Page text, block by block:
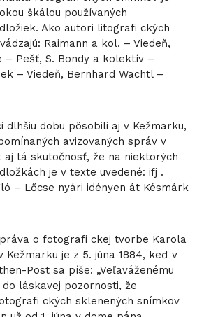
škálou používaných
Ako autori litografi ckých
Raimann a kol. – Viedeň,
– Pešť, S. Bondy a kolektív –
– Viedeň, Bernhard Wachtl –
dlhšiu dobu pôsobili aj v Kežmarku,
avizovaných správ v
aj tá skutočnosť, že na niektorých
je v texte uvedené: ifj .
– Lőcse nyári idényen át Késmárk
o fotografi ckej tvorbe Karola
Kežmarku je z 5. júna 1884, keď v
Post sa píše: „Veľaváženému
láskavej pozornosti, že
ckých sklenených snímkov